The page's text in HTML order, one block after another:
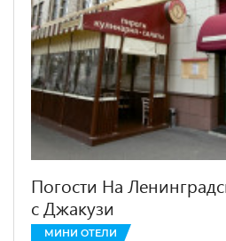
Погости На
с Джакузи
МИНИ ОТЕЛИ